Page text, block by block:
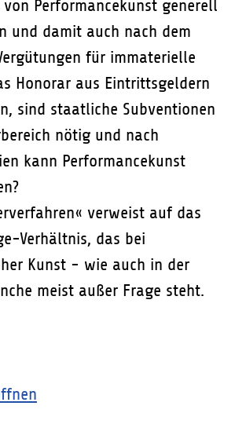
Performancekunst generell
und damit auch nach dem
für immaterielle
Honorar aus Eintrittsgeldern
sind staatliche Subventionen
nötig und nach
kann Performancekunst
verweist auf das
Verhältnis, das bei
Kunst - wie auch in der
meist außer Frage steht.